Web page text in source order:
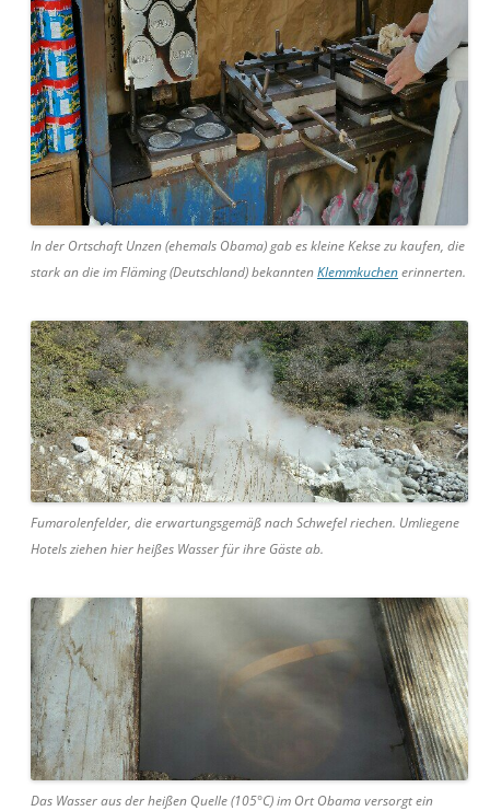
In der Ortschaft Unzen (ehemals Obama) gab es kleine Kekse zu kaufen, die
stark an die im Fläming (Deutschland) bekanntenKlemmkuchenerinnerten.
Fumarolenfelder, die erwartungsgemäß nach Schwefel riechen. Umliegene
Hotels ziehen hier heißes Wasser für ihre Gäste ab.
Das Wasser aus der heißen Quelle (105°C) im Ort Obama versorgt ein